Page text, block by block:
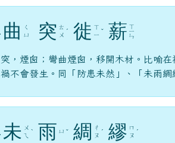
曲
ㄑ
ㄩ
突 ㄊ
ㄨ ˊ 徙 ㄒ
ㄧ ˇ 薪 ㄒ
ㄧ
ㄣ
突，煙囪；彎曲煙囪，移開木材。比喻
禍不會發生。同「防患未然」、「未雨綢
未 ㄨ
ㄟ ˋ 雨 ㄩ ˇ 綢
ㄔ
ㄡ ˊ 繆 ㄇ
ㄡ ˊ